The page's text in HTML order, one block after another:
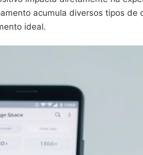
acumula diversos tipos de
ideal.